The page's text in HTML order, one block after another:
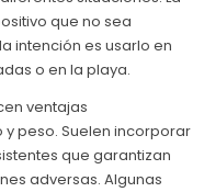
que no sea
intención es usarlo en
o en la playa.
ventajas
peso. Suelen incorporar
que garantizan
adversas. Algunas